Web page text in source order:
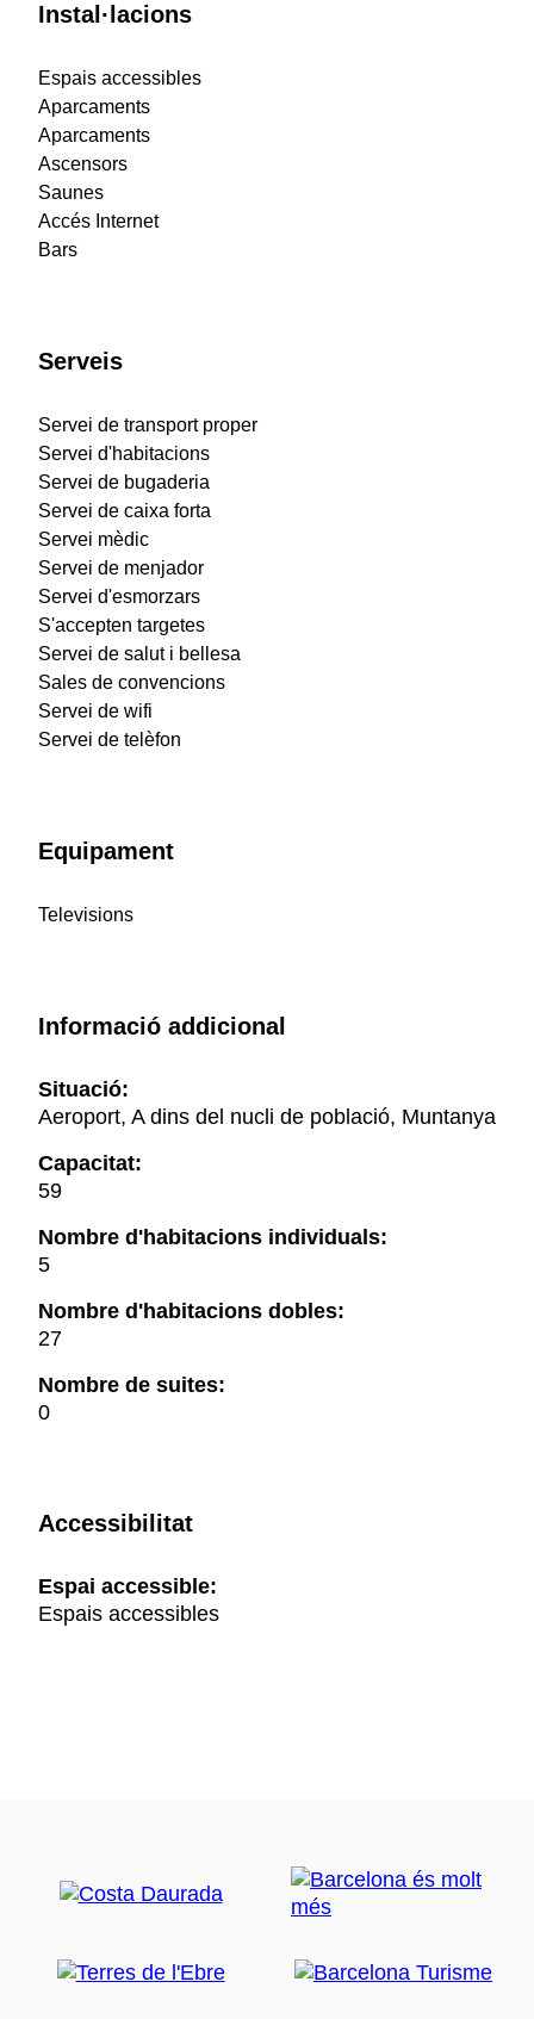
Instal·lacions
Espais accessibles
Aparcaments
Aparcaments
Ascensors
Saunes
Accés Internet
Bars
Serveis
Servei de transport proper
Servei d'habitacions
Servei de bugaderia
Servei de caixa forta
Servei mèdic
Servei de menjador
Servei d'esmorzars
S'accepten targetes
Servei de salut i bellesa
Sales de convencions
Servei de wifi
Servei de telèfon
Equipament
Televisions
Informació addicional
Situació:
Aeroport, A dins del nucli de població, Muntanya
Capacitat:
59
Nombre d'habitacions individuals:
5
Nombre d'habitacions dobles:
27
Nombre de suites:
0
Accessibilitat
Espai accessible:
Espais accessibles